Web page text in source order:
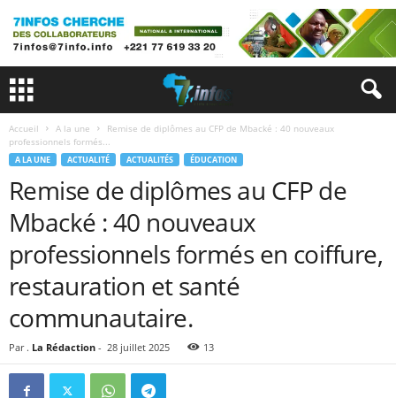
Accueil A la une
Remise de diplômes au CFP de Mbacké : 40 nouveaux
professionnels formés...
A LA UNE ACTUALITÉ ACTUALITÉS ÉDUCATION
Remise de diplômes au CFP de
Mbacké : 40 nouveaux
professionnels formés en coiffure,
restauration et santé
communautaire.
Par . La Rédaction - 28 juillet 2025 13